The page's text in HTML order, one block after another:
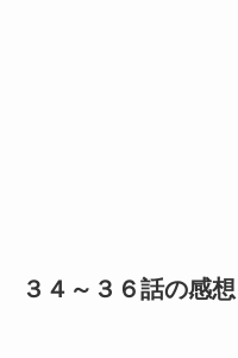
３４～３６話の感想